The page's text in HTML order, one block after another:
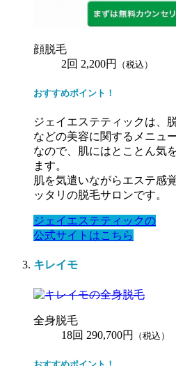
顔脱毛
2回 2,200円
（税込）
おすすめポイント！
ジェイエステティックは、
などの美容に関するメニュ
なので、肌にはとことん気
ます。
肌を気遣いながらエステ感
ッタリの脱毛サロンです。
ジェイエステティックの
公式サイトはこちら
キレイモ
全身脱毛
18回 290,700円
（税込）